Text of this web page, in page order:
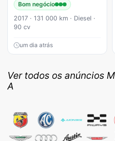
Bom negócio
2017 · 131 000 km · Diesel ·
90 cv
um dia atrás
Ver todos os anúncios
A